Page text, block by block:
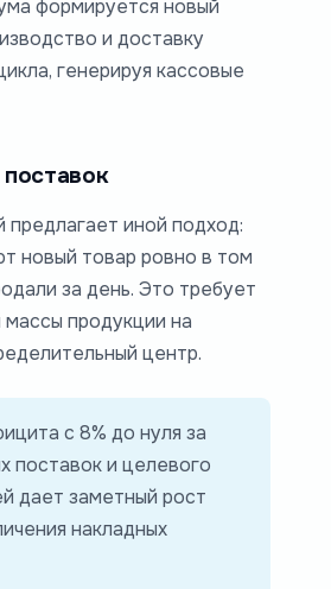
формируется новый
и доставку
генерируя кассовые
предлагает иной подход:
новый товар ровно в том
за день. Это требует
продукции на
центр.
с 8% до нуля за
поставок и целевого
дает заметный рост
накладных